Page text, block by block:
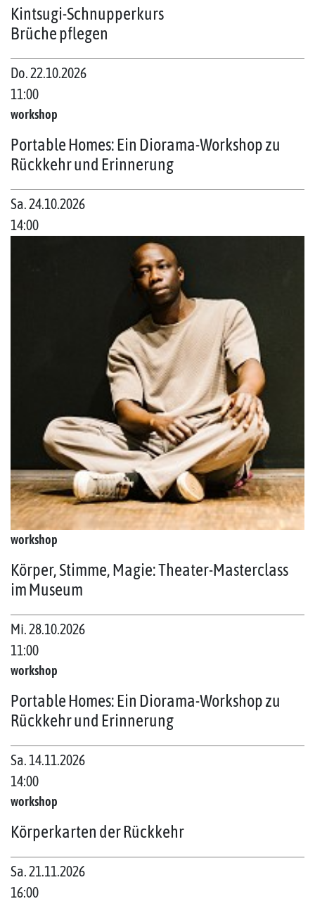
Kintsugi-Schnupperkurs
Brüche pflegen
Do. 22.10.2026
11:00
workshop
Portable Homes: Ein Diorama-Workshop zu
Rückkehr und Erinnerung
Sa. 24.10.2026
14:00
workshop
Körper, Stimme, Magie: Theater-Masterclass
im Museum
Mi. 28.10.2026
11:00
workshop
Portable Homes: Ein Diorama-Workshop zu
Rückkehr und Erinnerung
Sa. 14.11.2026
14:00
workshop
Körperkarten der Rückkehr
Sa. 21.11.2026
16:00